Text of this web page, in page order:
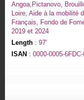
Angoa,Pictanovo,
Loire, Aide à la mobilité
Français, Fondo de
2019 et 2024
Length: 97'
ISAN : 0000-0005-